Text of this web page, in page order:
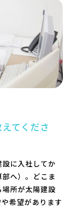
てくださ
に入社してか
へ）。どこま
所が太陽建設
希望があります